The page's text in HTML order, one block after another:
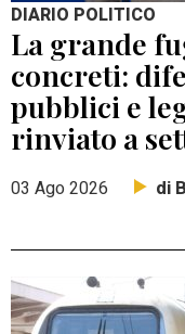
DIARIO POLITICO
La grande
concreti:
pubblici e
rinviato a
03 Ago 2026 di